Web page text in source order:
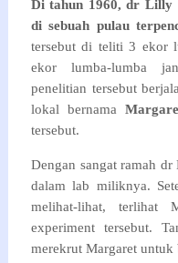
Di tahun 1960, dr Lilly
di sebuah pulau
tersebut di teliti 3 ekor
ekor lumba-lumba
penelitian tersebut
lokal bernama
tersebut.
Dengan sangat ramah
dalam lab miliknya.
melihat-lihat, terlihat
experiment tersebut.
merekrut Margaret untuk